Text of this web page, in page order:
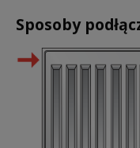
Sposoby